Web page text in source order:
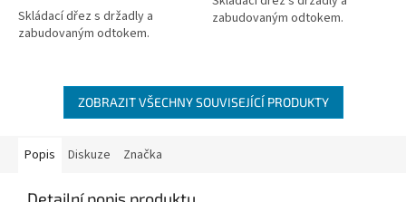
Skládací dřez s držadly a
zabudovaným odtokem.
hvězdiček.
zabudovaným odtokem.
ZOBRAZIT VŠECHNY SOUVISEJÍCÍ PRODUKTY
Popis Diskuze Značka
Detailní popis produktu